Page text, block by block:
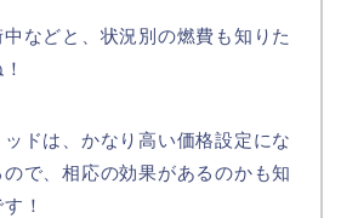
などと、状況別の燃費も知りた
ドは、かなり高い価格設定にな
ので、相応の効果があるのかも知
！